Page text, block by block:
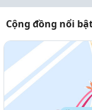
Cộng đồng nổi